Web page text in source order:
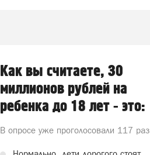
Как вы считаете, 30
миллионов рублей на
ребенка до 18 лет - это:
В опросе уже проголосовали 117 раз